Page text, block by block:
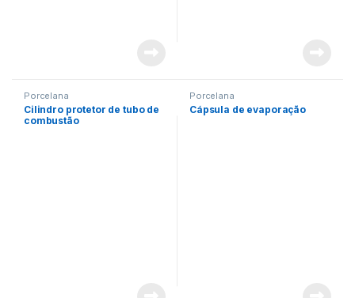
Porcelana
Cilindro protetor de tubo de
combustão
Porcelana
Cápsula de evaporação